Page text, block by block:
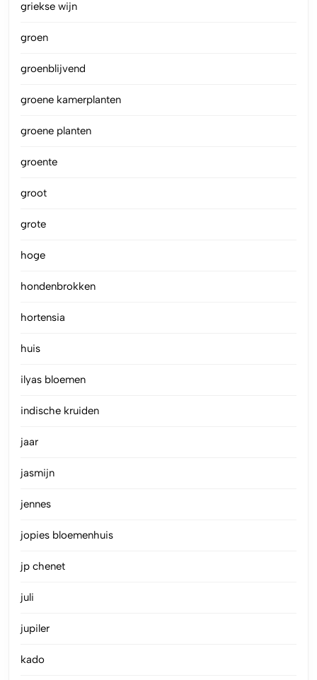
griekse wijn
groen
groenblijvend
groene kamerplanten
groene planten
groente
groot
grote
hoge
hondenbrokken
hortensia
huis
ilyas bloemen
indische kruiden
jaar
jasmijn
jennes
jopies bloemenhuis
jp chenet
juli
jupiler
kado